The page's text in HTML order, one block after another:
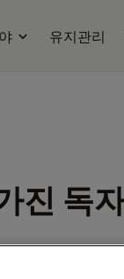
유지관리
진 독